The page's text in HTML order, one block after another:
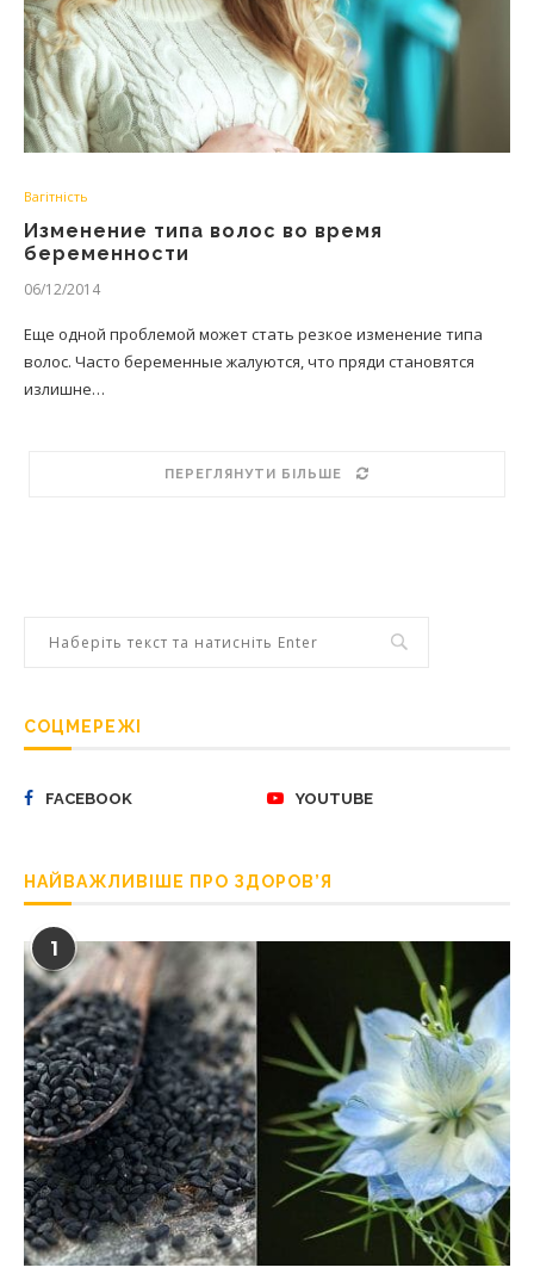
Вагітність
Изменение типа волос во время
беременности
06/12/2014
Еще одной проблемой может стать резкое изменение типа
волос. Часто беременные жалуются, что пряди становятся
излишне…
ПЕРЕГЛЯНУТИ БІЛЬШЕ
СОЦМЕРЕЖІ
FACEBOOK YOUTUBE
НАЙВАЖЛИВІШЕ ПРО ЗДОРОВ’Я
1